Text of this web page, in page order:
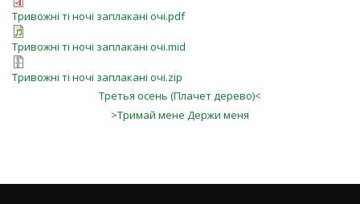
Тривожні ті ночі заплакані очі.pdf
Тривожні ті ночі заплакані очі.mid
Тривожні ті ночі заплакані очі.zip
Третья осень (Плачет дерево)<
>Тримай мене Держи меня